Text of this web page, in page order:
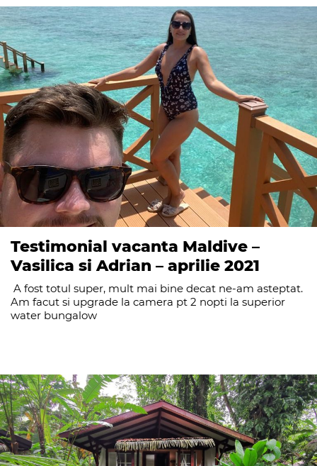
Testimonial vacanta Maldive –
Vasilica si Adrian – aprilie 2021
A fost totul super, mult mai bine decat ne-am asteptat.
Am facut si upgrade la camera pt 2 nopti la superior
water bungalow